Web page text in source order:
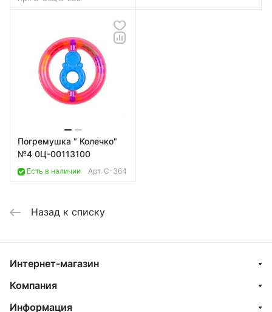
Погремушка " Колечко"
№4 0Ц-00113100
Есть в наличии Арт. C-364
Назад к списку
Интернет-магазин
Компания
Информация